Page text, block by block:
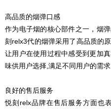
高品质的烟弹口感
作为电子烟的核心部件之一，烟
刻relx3代的烟弹采用了高品质的
让用户在使用过程中感受到更加
味供用户选择,满足不同用户的需求
良好的售后服务
悦刻relx品牌在售后服务方面也